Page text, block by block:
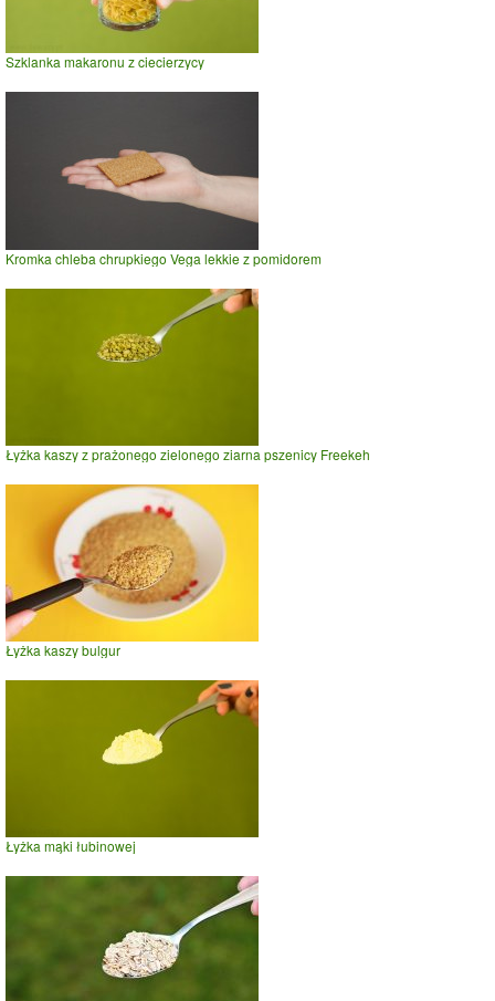
Szklanka makaronu z ciecierzycy
Kromka chleba chrupkiego Vega lekkie z pomidorem
Łyżka kaszy z prażonego zielonego ziarna pszenicy Freekeh
Łyżka kaszy bulgur
Łyżka mąki łubinowej